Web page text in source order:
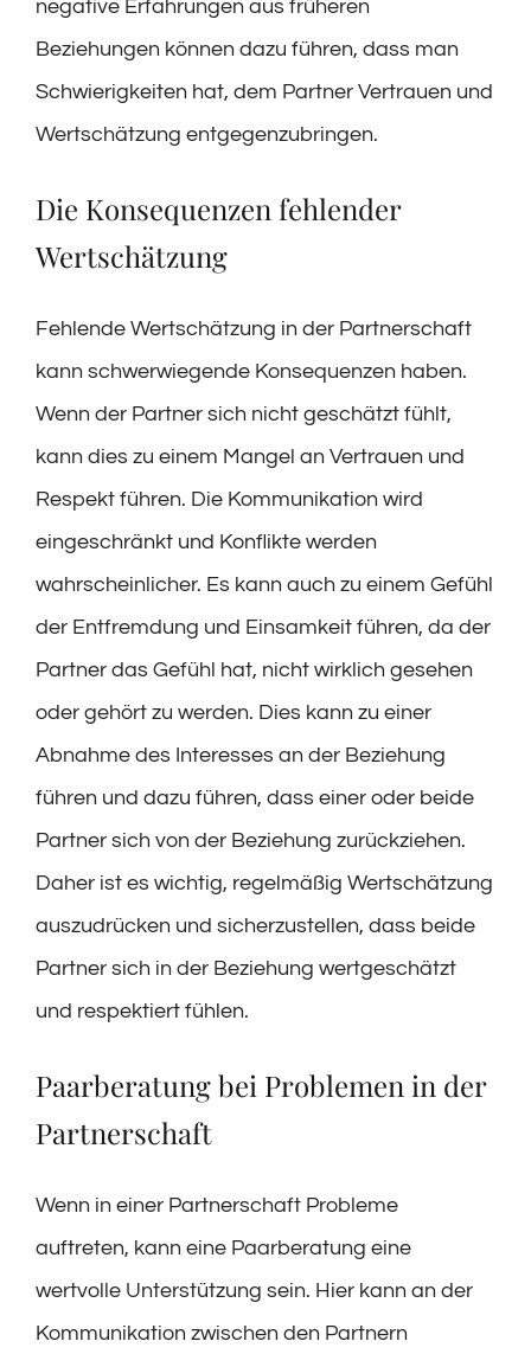
negative Erfahrungen aus früheren
Beziehungen können dazu führen, dass man
Schwierigkeiten hat, dem Partner Vertrauen und
Wertschätzung entgegenzubringen.
Die Konsequenzen fehlender
Wertschätzung
Fehlende Wertschätzung in der Partnerschaft
kann schwerwiegende Konsequenzen haben.
Wenn der Partner sich nicht geschätzt fühlt,
kann dies zu einem Mangel an Vertrauen und
Respekt führen. Die Kommunikation wird
eingeschränkt und Konflikte werden
wahrscheinlicher. Es kann auch zu einem Gefühl
der Entfremdung und Einsamkeit führen, da der
Partner das Gefühl hat, nicht wirklich gesehen
oder gehört zu werden. Dies kann zu einer
Abnahme des Interesses an der Beziehung
führen und dazu führen, dass einer oder beide
Partner sich von der Beziehung zurückziehen.
Daher ist es wichtig, regelmäßig Wertschätzung
auszudrücken und sicherzustellen, dass beide
Partner sich in der Beziehung wertgeschätzt
und respektiert fühlen.
Paarberatung bei Problemen in der
Partnerschaft
Wenn in einer Partnerschaft Probleme
auftreten, kann eine Paarberatung eine
wertvolle Unterstützung sein. Hier kann an der
Kommunikation zwischen den Partnern